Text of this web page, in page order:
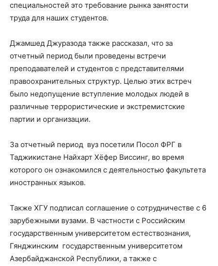
специальностей это требование рынка занятости
труда для наших студентов.
Джамшед Джуразода также рассказал, что за
отчетный период были проведены встречи
преподавателей и студентов с представителями
правоохранительных структур. Целью этих встреч
было недопущение вступление молодых людей в
различные террористические и экстремистские
партии и организации.
За отчетный период вуз посетили Посол ФРГ в
Таджикистане Найхарт Хёфер Виссинг, во время
которого он ознакомился с деятельностью факультета
иностранных языков.
Также ХГУ подписал соглашение о сотрудничестве с 6
зарубежными вузами. В частности с Российским
государственным университетом естествознания,
Гянджинским государственным университетом
Азербайджанской Республики, а также с